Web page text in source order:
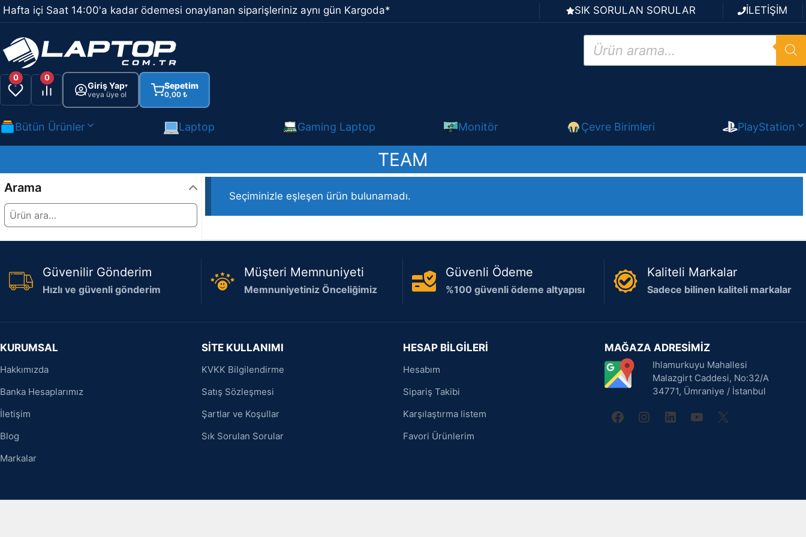
İçeriğe
atla
Hafta içi Saat 14:00'a kadar ödemesi onaylanan siparişleriniz aynı gün Kargoda* SIK SORULAN SORULAR İLETİŞİM
Products
search
0 0
Giriş Yap▾
veya üye ol
Sepetim
0,00 ₺
Bütün Ürünler Laptop Gaming Laptop Monitör Çevre Birimleri PlayStation
TEAM
Seçiminizle eşleşen ürün bulunamadı.
Arama
Güvenilir Gönderim
Hızlı ve güvenli gönderim
Müşteri Memnuniyeti
Memnuniyetiniz Önceliğimiz
Güvenli Ödeme
%100 güvenli ödeme altyapısı
Kaliteli Markalar
Sadece bilinen kaliteli markalar
KURUMSAL
Hakkımızda
Banka Hesaplarımız
İletişim
Blog
Markalar
SİTE KULLANIMI
KVKK Bilgilendirme
Satış Sözleşmesi
Şartlar ve Koşullar
Sık Sorulan Sorular
HESAP BİLGİLERİ
Hesabım
Sipariş Takibi
Karşılaştırma listem
Favori Ürünlerim
MAĞAZA ADRESİMİZ
Ihlamurkuyu Mahallesi
Malazgirt Caddesi, No:32/A
34771, Ümraniye / İstanbul
facebook
instagram
linkedinyoutube
X